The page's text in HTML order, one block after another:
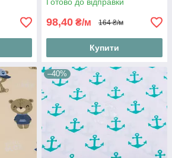
Готово до відправки
98,40 ₴/м 164 ₴/м
Купити
–40%